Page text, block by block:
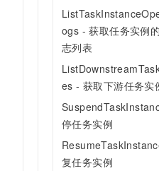
ogs - 获取任务实例
志列表
es - 获取下游任务实
停任务实例
复任务实例